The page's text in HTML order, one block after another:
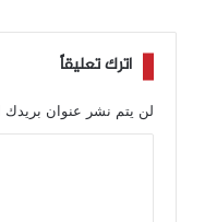
اترك تعليقاً
لن يتم نشر عنوان بريدك